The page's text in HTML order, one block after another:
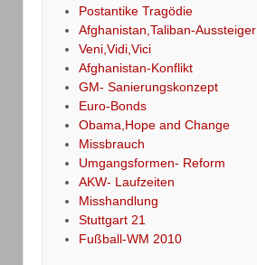
Postantike Tragödie
Afghanistan,Taliban-Aussteiger
Veni,Vidi,Vici
Afghanistan-Konflikt
GM- Sanierungskonzept
Euro-Bonds
Obama,Hope and Change
Missbrauch
Umgangsformen- Reform
AKW- Laufzeiten
Misshandlung
Stuttgart 21
Fußball-WM 2010